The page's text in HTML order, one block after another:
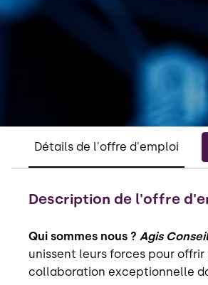
Détails de l'offre d'emploi
Description de l'offre
Qui sommes nous ? Agis Conseil
unissent leurs forces pour offrir
collaboration exceptionnelle